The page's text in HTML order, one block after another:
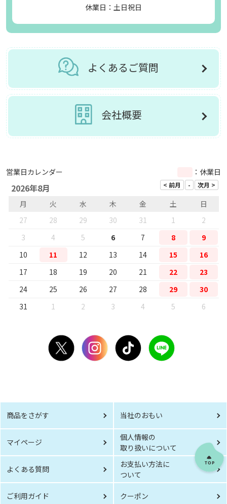
休業日：土日祝日
よくあるご質問
会社概要
営業日カレンダー ：休業日
2026年8月
月 火 水 木 金 土
日
27
28 29 30 31 1
2
3
4 5 6 7 8
9
10
11 12 13 14 15
16
17
18 19 20 21 22
23
24
25 26 27 28 29
30
31
1 2 3 4 5 6
商品をさがす 当社のおもい
マイページ
個人情報の
取り扱いについて
よくある質問
お支払い方法に
ついて
ご利用ガイド クーポン